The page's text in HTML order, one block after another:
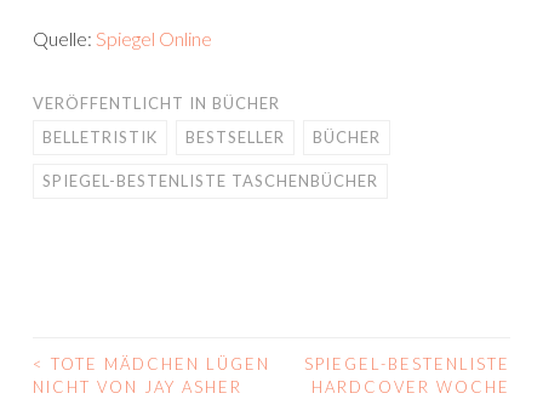
Quelle: Spiegel Online
VERÖFFENTLICHT IN BÜCHER
BELLETRISTIK
BESTSELLER BÜCHER
SPIEGEL-BESTENLISTE TASCHENBÜCHER
BEITRAGS-
< TOTE MÄDCHEN LÜGEN
NICHT VON JAY ASHER
SPIEGEL-BESTENLISTE
HARDCOVER WOCHE